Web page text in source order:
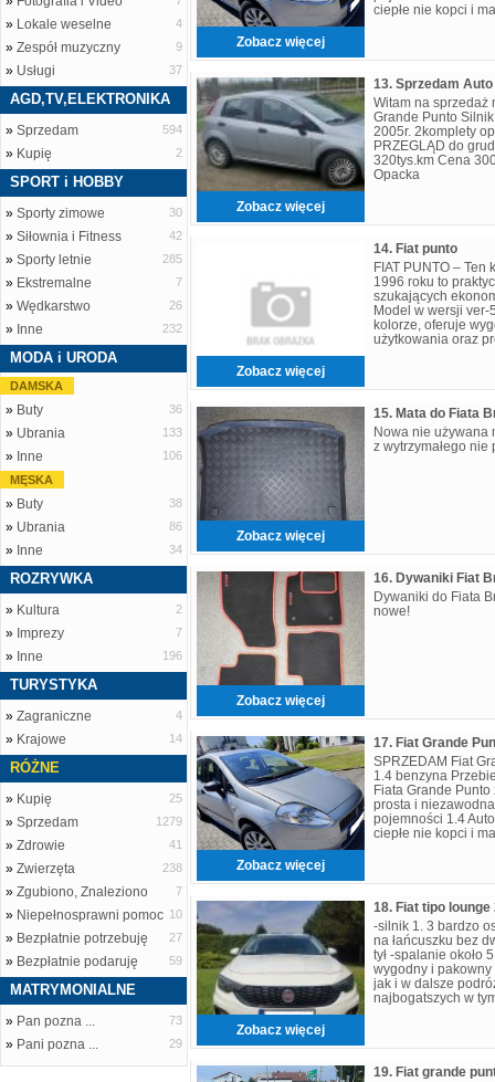
» Lokale weselne 4
» Zespół muzyczny 9
» Usługi 37
AGD,TV,ELEKTRONIKA
» Sprzedam 594
» Kupię 2
SPORT i HOBBY
» Sporty zimowe 30
» Siłownia i Fitness 42
» Sporty letnie 285
» Ekstremalne 7
» Wędkarstwo 26
» Inne 232
MODA i URODA
DAMSKA
» Buty 36
» Ubrania 133
» Inne
106
MĘSKA
» Buty 38
» Ubrania 86
» Inne 34
ROZRYWKA
» Kultura 2
» Imprezy 7
» Inne 196
TURYSTYKA
» Zagraniczne 4
» Krajowe 14
RÓŻNE
» Kupię 25
» Sprzedam 1279
» Zdrowie 41
» Zwierzęta 238
» Zgubiono, Znaleziono 7
» Niepełnosprawni pomoc 10
» Bezpłatnie potrzebuję 27
» Bezpłatnie podaruję 59
MATRYMONIALNE
» Pan pozna ... 73
» Pani pozna ... 29
Zobacz więcej
ciepłe nie kopci i
Zobacz więcej
Witam na sprzedaż
Grande Punto
2005r. 2komplety
PRZEGLĄD do
320tys.km Cena
Opacka
Zobacz więcej
14. Fiat punto
FIAT PUNTO – Ten
1996 roku to
szukających
Model w wersji ver-
kolorze, oferuje
użytkowania oraz
Zobacz więcej
15. Mata do Fiata
Nowa nie używana
z wytrzymałego
Zobacz więcej
Dywaniki do Fiata
nowe!
Zobacz więcej
SPRZEDAM Fiat
1.4 benzyna
Fiata Grande
prosta i
pojemności 1.4
ciepłe nie kopci i
Zobacz więcej
18. Fiat tipo lounge
-silnik 1. 3 bardzo
na łańcuszku bez
tył -spalanie około
wygodny i
jak i w dalsze
najbogatszych w